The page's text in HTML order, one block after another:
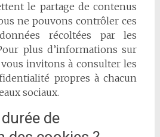
le partage de contenus
ne pouvons contrôler ces
récoltées par les
plus d’informations sur
invitons à consulter les
propres à chacun
sociaux.
de